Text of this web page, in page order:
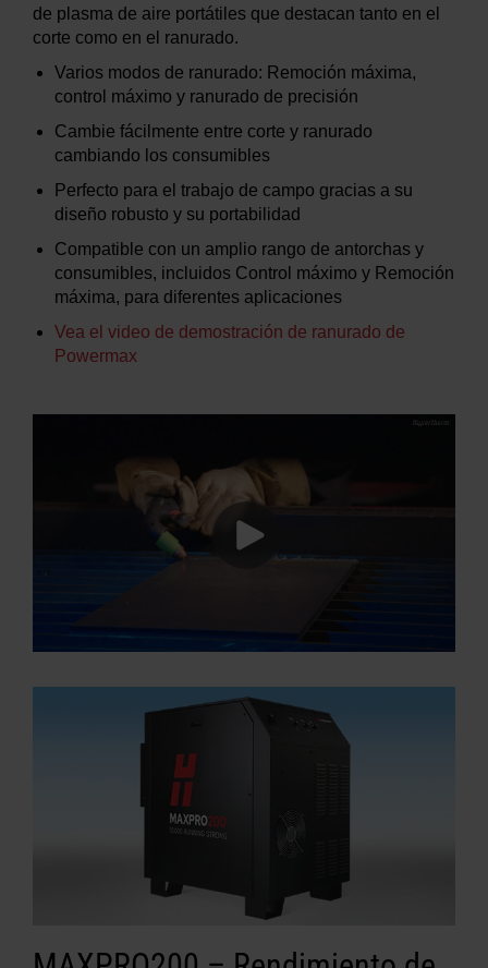
de plasma de aire portátiles que destacan tanto en el
corte como en el ranurado.
Varios modos de ranurado: Remoción máxima,
control máximo y ranurado de precisión
Cambie fácilmente entre corte y ranurado
cambiando los consumibles
Perfecto para el trabajo de campo gracias a su
diseño robusto y su portabilidad
Compatible con un amplio rango de antorchas y
consumibles, incluidos Control máximo y Remoción
máxima, para diferentes aplicaciones
Vea el video de demostración de ranurado de
Powermax